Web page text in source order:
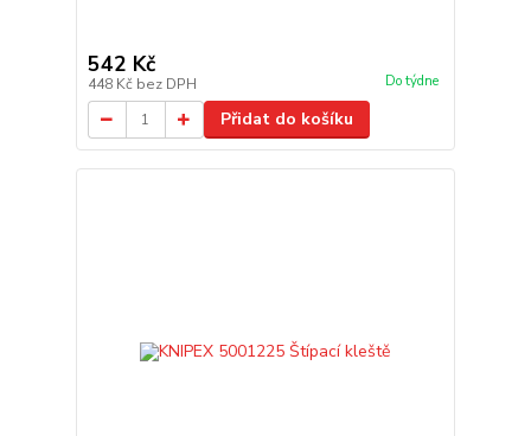
542 Kč
448 Kč bez DPH Do týdne
Přidat do košíku